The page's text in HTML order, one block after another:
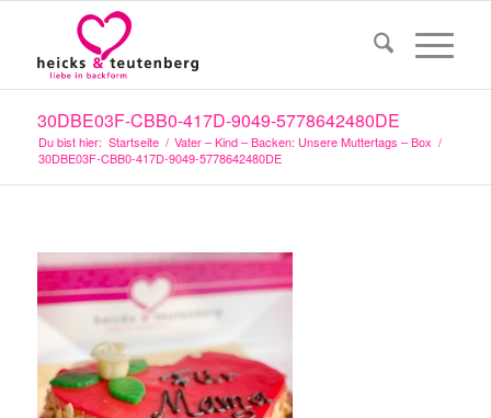
30DBE03F-CBB0-417D-9049-5778642480DE
Du bist hier: Startseite / Vater – Kind – Backen: Unsere Muttertags – Box /
30DBE03F-CBB0-417D-9049-5778642480DE